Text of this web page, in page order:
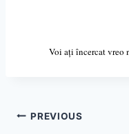
Voi ați încercat vreo
Post
PREVIOUS